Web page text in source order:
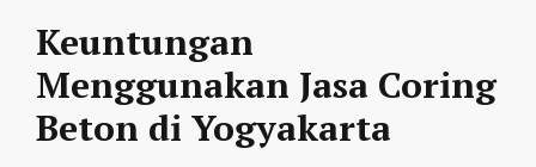
Keuntungan
Menggunakan Jasa Coring
Beton di Yogyakarta